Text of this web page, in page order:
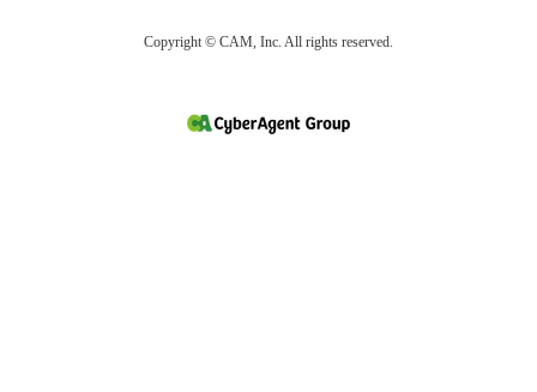
Copyright © CAM, Inc. All rights reserved.